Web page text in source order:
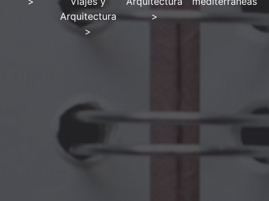
Arquitectura
>
>